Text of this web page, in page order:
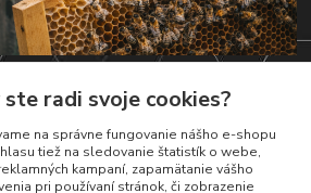
radi svoje cookies?
na správne fungovanie nášho e-shopu
tiež na sledovanie štatistík o webe,
kampaní, zapamätanie vášho
pri používaní stránok, či zobrazenie